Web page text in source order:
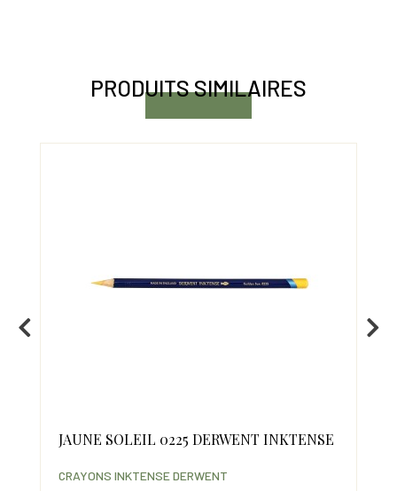
PRODUITS SIMILAIRES
JAUNE SOLEIL 0225 DERWENT INKTENSE
CRAYONS INKTENSE DERWENT